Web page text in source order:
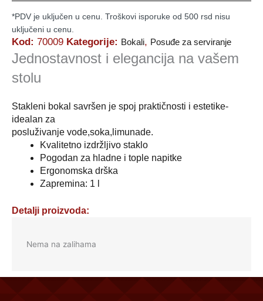
*PDV je uključen u cenu. Troškovi isporuke od 500 rsd nisu
uključeni u cenu.
Kod: 70009 Kategorije: Bokali, Posuđe za serviranje
Jednostavnost i elegancija na vašem
stolu
Stakleni bokal savršen je spoj praktičnosti i estetike-
idealan za
posluživanje vode,soka,limunade.
Kvalitetno izdržljivo staklo
Pogodan za hladne i tople napitke
Ergonomska drška
Zapremina: 1 l
Detalji proizvoda:
Nema na zalihama